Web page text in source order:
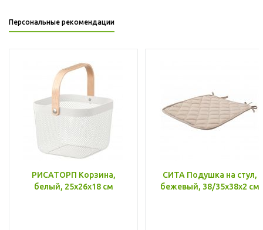
Персональные рекомендации
РИСАТОРП Корзина,
белый, 25x26x18 см
СИТА Подушка на стул,
бежевый, 38/35x38x2 см